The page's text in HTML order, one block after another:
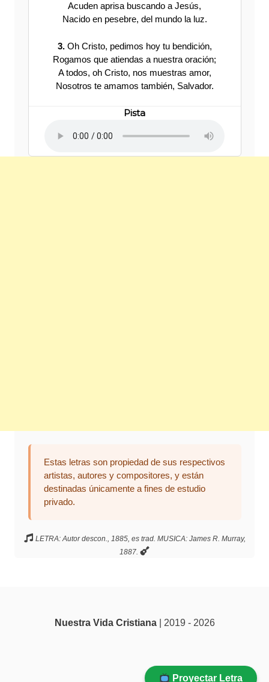
Acuden aprisa buscando a Jesús,
Nacido en pesebre, del mundo la luz.
3.Oh Cristo, pedimos hoy tu bendición,
Rogamos que atiendas a nuestra oración;
A todos, oh Cristo, nos muestras amor,
Nosotros te amamos también, Salvador.
Pista
Estas letras son propiedad de sus respectivos
artistas, autores y compositores, y están
destinadas únicamente a fines de estudio
privado.
LETRA: Autor descon., 1885, es trad. MUSICA: James R. Murray,
1887.
Nuestra Vida Cristiana| 2019 - 2026
Proyectar Letra